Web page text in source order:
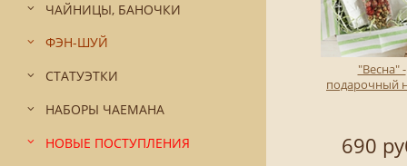
ЧАЙНИЦЫ, БАНОЧКИ
ФЭН-ШУЙ
СТАТУЭТКИ
НАБОРЫ ЧАЕМАНА
НОВЫЕ ПОСТУПЛЕНИЯ
"Весна" -
подарочный
690